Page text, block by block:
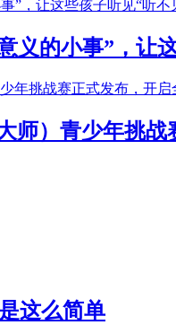
义的小事”，让
师）青少年挑
这么简单